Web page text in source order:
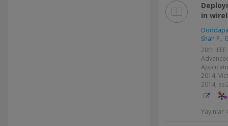
in
Shah P.,
28th
2014,
2014,
Yayınlar